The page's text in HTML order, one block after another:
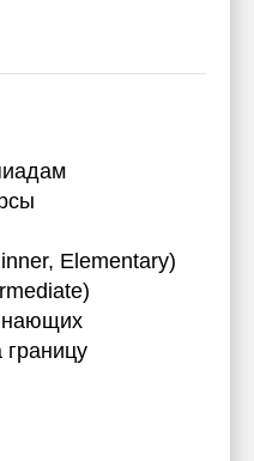
Elementary)
границу